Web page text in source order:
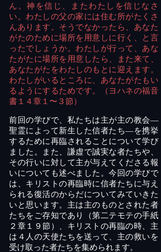
ん。神を信じ、またわたしを信じなさ
い。わたしの父の家には住む所がたくさ
んあります。そうでなかったら、あなた
がたのために場所を用意しに行く、と言
ったでしょうか。わたしが行って、あな
たがたに場所を用意したら、また来て、
あなたがたをわたしのもとに迎えます。
わたしがいるところに、あなたがたもい
るようにするためです。（ヨハネの福音
書１４章１〜３節）
前回の学びで、私たちは主が主の教会―
聖霊によって新生した信者たち―を携挙
するために再臨されることについて学び
ました。また、謙虚で誠実な者たちや、
その行いに対して主が与えてくださる報
いについても述べました。今回の学びで
は、キリストの再臨時に信者たちに与え
られる復活のからだについてみていきた
いと思います。主は主のものとされた者
たちをご存知であり（第二テモテの手紙
２章１９節）、キリストの再臨の時、主
は４人の天使たちを送って、主の救いを
受け取った者たちを集められます。